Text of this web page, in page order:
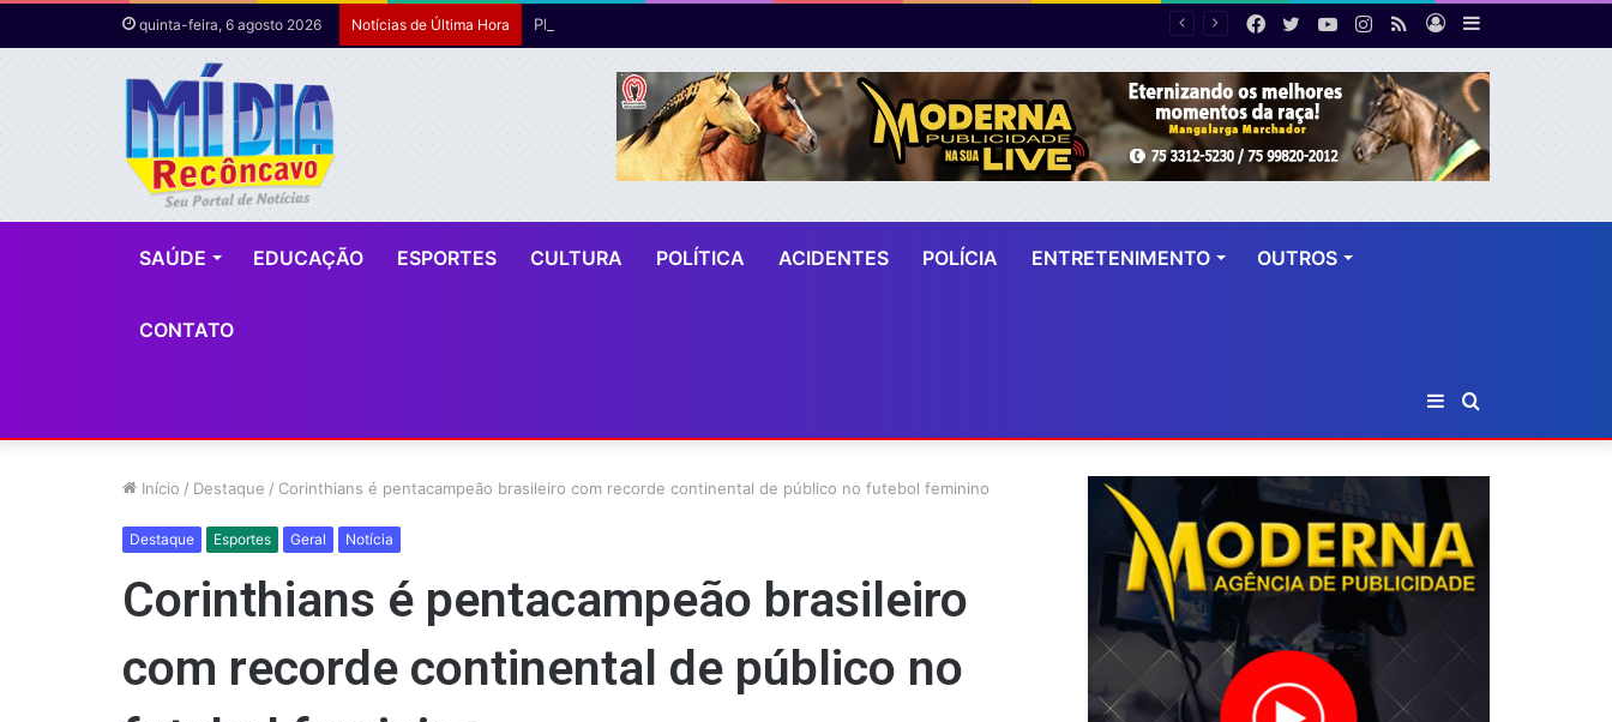
quinta-feira, 6 agosto 2026 Notícias de Última Hora
Barra
Lateral
Entrar
RSS
Instagram
YouTube
Twitter
Facebook
SAÚDE EDUCAÇÃO ESPORTES CULTURA POLÍTICA ACIDENTES POLÍCIA ENTRETENIMENTO OUTROS
CONTATO
por
Barra
Lateral
Início / Destaque / Corinthians é pentacampeão brasileiro com recorde continental de público no futebol feminino
Destaque Esportes Geral Notícia
Corinthians é pentacampeão brasileiro
com recorde continental de público no